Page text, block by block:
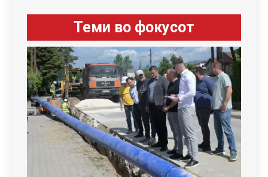
Теми во фокусот